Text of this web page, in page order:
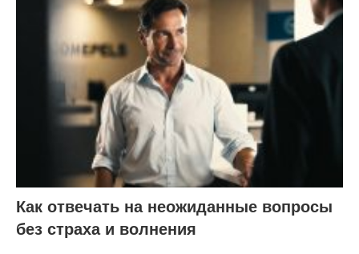
Как отвечать на неожиданные вопросы
без страха и волнения